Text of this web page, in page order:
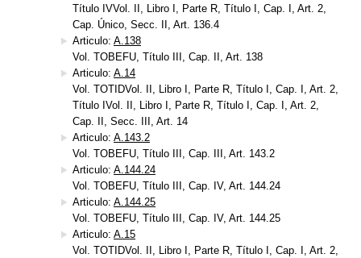
Título IVVol. II, Libro I, Parte R, Título I, Cap. I, Art. 2,
Cap. Único, Secc. II, Art. 136.4
Articulo: A.138
Vol. TOBEFU, Título III, Cap. II, Art. 138
Articulo: A.14
Vol. TOTIDVol. II, Libro I, Parte R, Título I, Cap. I, Art. 2,
Título IVol. II, Libro I, Parte R, Título I, Cap. I, Art. 2,
Cap. II, Secc. III, Art. 14
Articulo: A.143.2
Vol. TOBEFU, Título III, Cap. III, Art. 143.2
Articulo: A.144.24
Vol. TOBEFU, Título III, Cap. IV, Art. 144.24
Articulo: A.144.25
Vol. TOBEFU, Título III, Cap. IV, Art. 144.25
Articulo: A.15
Vol. TOTIDVol. II, Libro I, Parte R, Título I, Cap. I, Art. 2,